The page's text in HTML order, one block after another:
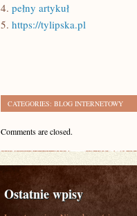
4. pełny artykuł
5. https://tylipska.pl
CATEGORIES: BLOG INTERNETOWY
Comments are closed.
Ostatnie wpisy